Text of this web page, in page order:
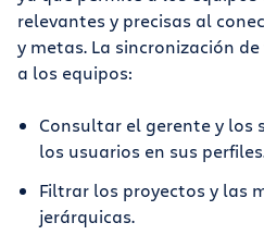
relevantes y precisas al
y metas. La sincronización
a los equipos:
Consultar el gerente y los
los usuarios en sus
Filtrar los proyectos y las
jerárquicas.